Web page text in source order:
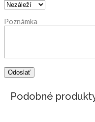
Poznámka
Podobné